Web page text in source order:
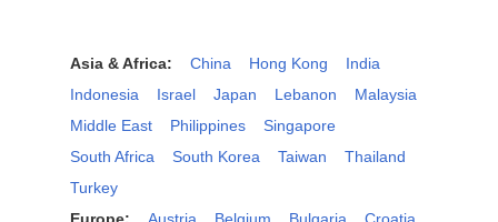
Asia & Africa: China Hong Kong
India
Indonesia
Israel Japan Lebanon
Malaysia
Middle East
Philippines
Singapore
South Africa
South Korea Taiwan
Thailand
Turkey